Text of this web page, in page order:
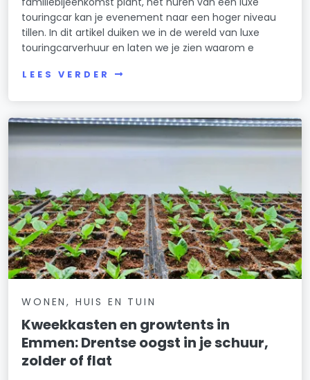
touringcar kan je evenement naar een hoger niveau
tillen. In dit artikel duiken we in de wereld van luxe
touringcarverhuur en laten we je zien waarom e
LEES VERDER
WONEN, HUIS EN TUIN
Kweekkasten en growtents in
Emmen: Drentse oogst in je schuur,
zolder of flat